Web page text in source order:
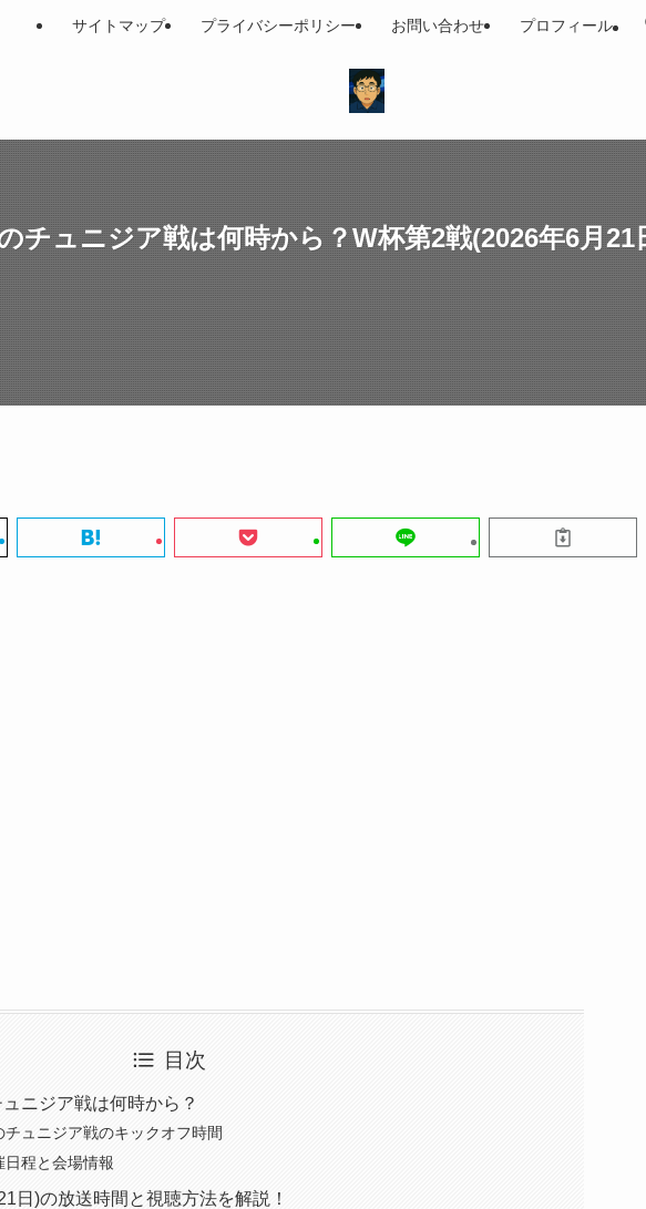
サイトマップ プライバシーポリシー お問い合わせ プロフィール
チュニジア戦は何時から？W杯第2戦(2026年6月
目次
ニジア戦は何時から？
ュニジア戦のキックオフ時間
日程と会場情報
日)の放送時間と視聴方法を解説！